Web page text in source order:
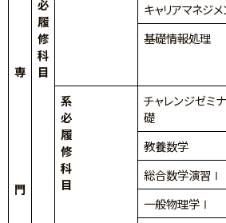
専
門
必
履
修
科
目
キャリアマネジメ
基礎情報処理
系
必
履
修
科
目
チャレンジゼミ
礎
教養数学
総合数学演習Ⅰ
一般物理学Ⅰ